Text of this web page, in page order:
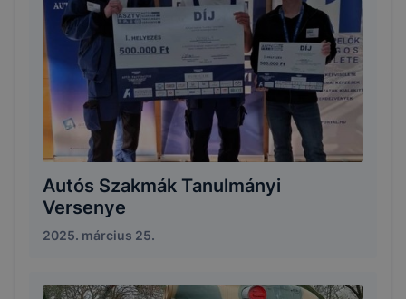
Autós Szakmák Tanulmányi
Versenye
2025. március 25.